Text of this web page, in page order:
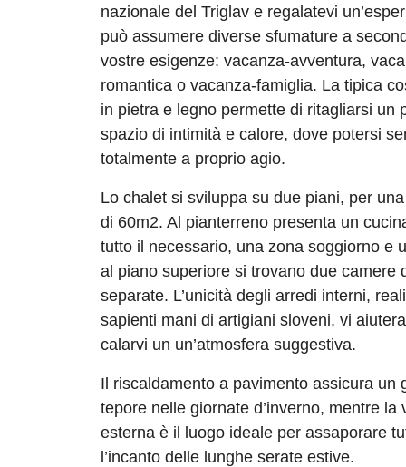
nazionale del Triglav e regalatevi
può assumere diverse sfumature a
vostre esigenze: vacanza-avventura,
romantica o vacanza-famiglia. La tipica
in pietra e legno permette di ritagliarsi un
spazio di intimità e calore, dove potersi
totalmente a proprio agio.
Lo chalet si sviluppa su due piani, per
di 60m2. Al pianterreno presenta un
tutto il necessario, una zona soggiorno e
al piano superiore si trovano due camere
separate. L’unicità degli arredi interni,
sapienti mani di artigiani sloveni, vi
calarvi un un’atmosfera suggestiva.
Il riscaldamento a pavimento assicura un
tepore nelle giornate d’inverno, mentre la
esterna è il luogo ideale per assaporare
l’incanto delle lunghe serate estive.